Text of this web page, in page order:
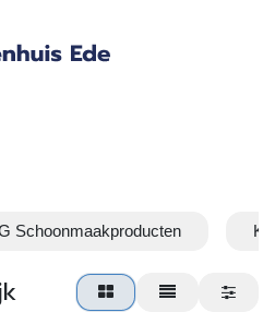
Schoonmaakproducten